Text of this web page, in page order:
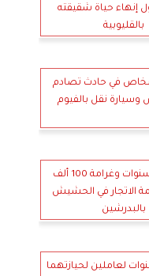
إنهاء حياة شقيقته
بالقليوبية
9 أشخاص في حادث تصادم
وسيارة نقل بالفيوم
المشدد 5 سنوات وغرامة 100 ألف
الاتجار في الحشيش
بالبدرشين
5 سنوات لعاملين لحيازتهما